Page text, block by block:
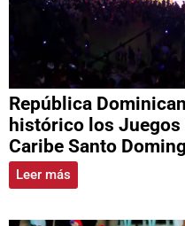
República
histórico los Juegos
Caribe Santo
Leer más